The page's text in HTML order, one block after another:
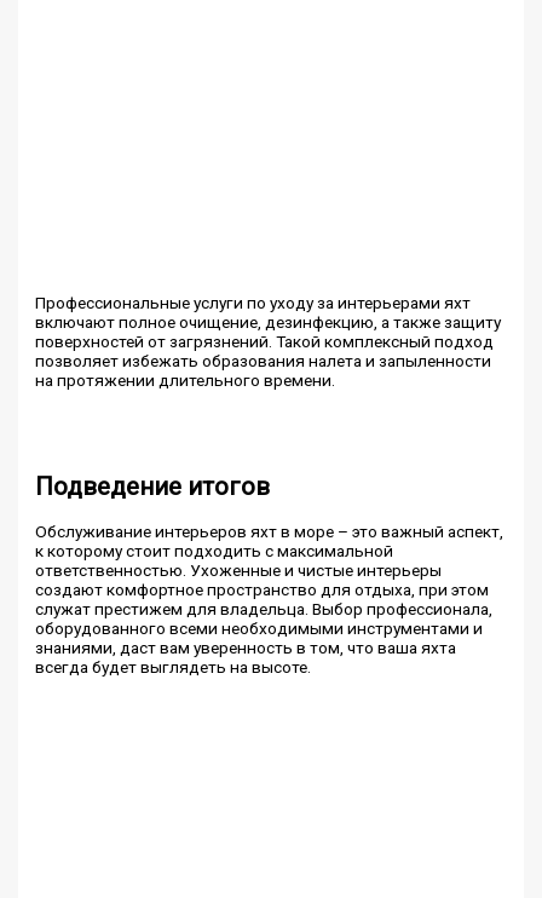
Профессиональные услуги по уходу за интерьерами яхт
включают полное очищение, дезинфекцию, а также защиту
поверхностей от загрязнений. Такой комплексный подход
позволяет избежать образования налета и запыленности
на протяжении длительного времени.
Подведение итогов
Обслуживание интерьеров яхт в море – это важный аспект,
к которому стоит подходить с максимальной
ответственностью. Ухоженные и чистые интерьеры
создают комфортное пространство для отдыха, при этом
служат престижем для владельца. Выбор профессионала,
оборудованного всеми необходимыми инструментами и
знаниями, даст вам уверенность в том, что ваша яхта
всегда будет выглядеть на высоте.